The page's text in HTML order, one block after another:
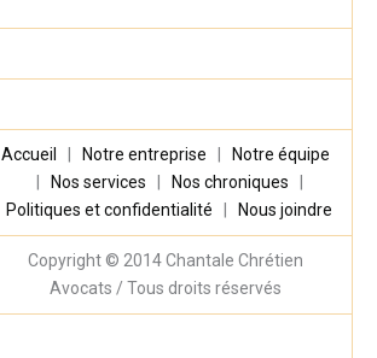
Accueil | Notre entreprise | Notre équipe
| Nos services | Nos chroniques |
Politiques et confidentialité | Nous joindre
Copyright © 2014Chantale Chrétien
Avocats / Tous droits réservés